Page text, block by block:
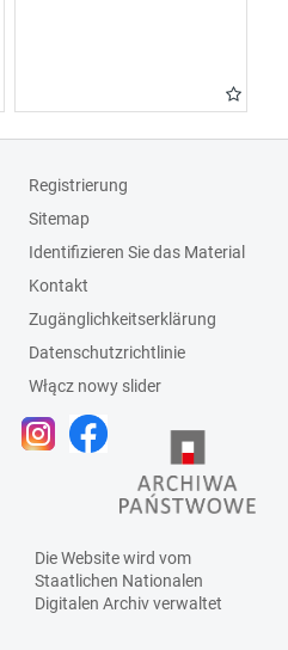
Registrierung
Sitemap
Identifizieren Sie das Material
Kontakt
Zugänglichkeitserklärung
Datenschutzrichtlinie
Włącz nowy slider
Die Website wird vom
Staatlichen Nationalen
Digitalen Archivverwaltet